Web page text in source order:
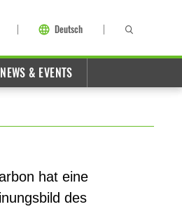
Deutsch
NEWS & EVENTS
hat eine
des